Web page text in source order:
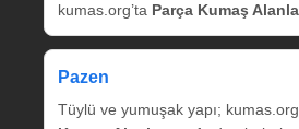
kumas.org’ta Parça Kumaş
Pazen
Tüylü ve yumuşak yapı;